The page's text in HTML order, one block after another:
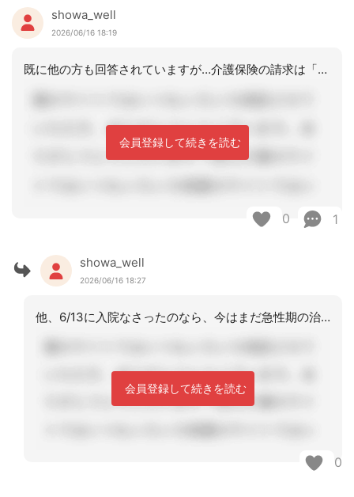
showa_well
2026/06/16 18:19
既に他の方も回答されていますが…介護保険の請求は「月ごと」です。6月の途中で区分
会員登録して続きを読む
0 1
showa_well
2026/06/16 18:27
他、6/13に入院なさったのなら、今はまだ急性期の治療中ではないでしょうか？治療
会員登録して続きを読む
0